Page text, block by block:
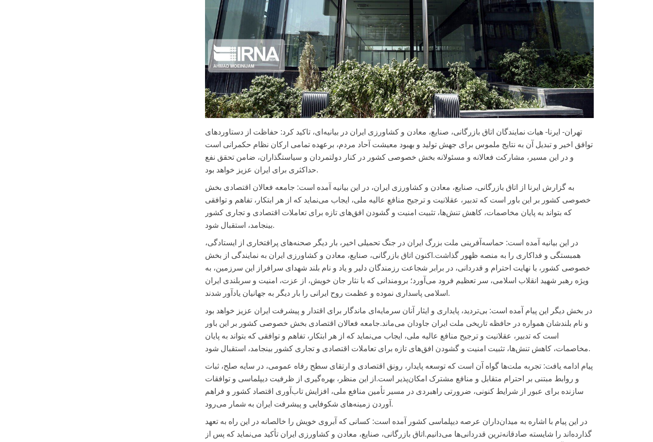
تهران- ایرنا- هیات نمایندگان اتاق بازرگانی، صنایع، معادن و کشاورزی ایران در بیانیه‌ای، تاکید کرد: حفاظت از دستاوردهای
توافق اخیر و تبدیل آن به نتایج ملموس برای جهش تولید و بهبود معیشت آحاد مردم، برعهده تمامی ارکان نظام حکمرانی است
و در این مسیر، مشارکت فعالانه و مسئولانه بخش خصوصی کشور در کنار دولتمردان و سیاستگذاران، ضامن تحقق نفع
حداکثری برای ایران عزیز خواهد بود.
به گزارش ایرنا از اتاق بازرگانی، صنایع، معادن و کشاورزی ایران، در این بیانیه آمده است: جامعه فعالان اقتصادی بخش
خصوصی کشور بر این باور است که تدبیر، عقلانیت و ترجیح منافع عالیه ملی، ایجاب می‌نماید که از هر ابتکار، تفاهم و توافقی
که بتواند به پایان مخاصمات، کاهش تنش‌ها، تثبیت امنیت و گشودن افق‌های تازه برای تعاملات اقتصادی و تجاری کشور
بینجامد، استقبال شود.
در این بیانیه آمده است: حماسه‌آفرینی ملت بزرگ ایران در جنگ تحمیلی اخیر، بار دیگر صحنه‌های پرافتخاری از ایستادگی،
همبستگی و فداکاری را به منصه ظهور گذاشت.اکنون اتاق بازرگانی، صنایع، معادن و کشاورزی ایران به نمایندگی از بخش
خصوصی کشور، با نهایت احترام و قدردانی، در برابر شجاعت رزمندگان دلیر و یاد و نام بلند شهدای سرافراز این سرزمین، به
ویژه رهبر شهید انقلاب اسلامی، سر تعظیم فرود می‌آورد؛ برومندانی که با نثار جان خویش، از عزت، امنیت و سربلندی ایران
اسلامی پاسداری نموده و عظمت روح ایرانی را بار دیگر به جهانیان یادآور شدند.
در بخش دیگر این پیام آمده است: بی‌تردید، پایداری و ایثار آنان سرمایه‌ای ماندگار برای اقتدار و پیشرفت ایران عزیز خواهد بود
و نام بلندشان همواره در حافظه تاریخی ملت ایران جاودان می‌ماند.جامعه فعالان اقتصادی بخش خصوصی کشور بر این باور
است که تدبیر، عقلانیت و ترجیح منافع عالیه ملی، ایجاب می‌نماید که از هر ابتکار، تفاهم و توافقی که بتواند به پایان
مخاصمات، کاهش تنش‌ها، تثبیت امنیت و گشودن افق‌های تازه برای تعاملات اقتصادی و تجاری کشور بینجامد، استقبال شود.
پیام ادامه یافت: تجربه ملت‌ها گواه آن است که توسعه پایدار، رونق اقتصادی و ارتقای سطح رفاه عمومی، در سایه صلح، ثبات
و روابط مبتنی بر احترام متقابل و منافع مشترک امکان‌پذیر است.از این منظر، بهره‌گیری از ظرفیت دیپلماسی و توافقات
سازنده برای عبور از شرایط کنونی، ضرورتی راهبردی در مسیر تأمین منافع ملی، افزایش تاب‌آوری اقتصاد کشور و فراهم
آوردن زمینه‌های شکوفایی و پیشرفت ایران به شمار می‌رود.
در این پیام با اشاره به میدان‌داران عرصه دیپلماسی کشور آمده است: کسانی که آبروی خویش را خالصانه در این راه به تعهد
گذارده‌اند را شایسته صادقانه‌ترین قدردانی‌ها می‌دانیم.اتاق بازرگانی، صنایع، معادن و کشاورزی ایران تأکید می‌نماید که پس از